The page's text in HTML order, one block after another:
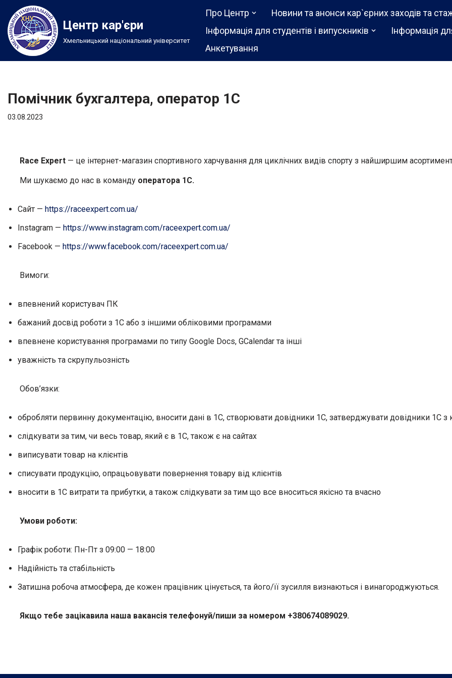
Перейти
до
вмісту
Центр кар'єри
Хмельницький національний університет
Про Центр Новини та анонси кар`єрних заходів та
Інформація для студентів і випускників
Інформація
Анкетування
Помічник бухгалтера, оператор 1С
03.08.2023
Race Expert — це інтернет-магазин спортивного харчування для циклічних видів спорту з найширшим
Ми шукаємо до нас в команду оператора 1С.
Сайт — https://raceexpert.com.ua/
Instagram — https://www.instagram.com/raceexpert.com.ua/
Facebook — https://www.facebook.com/raceexpert.com.ua/
Вимоги:
впевнений користувач ПК
бажаний досвід роботи з 1С або з іншими обліковими програмами
впевнене користування програмами по типу Google Docs, GCalendar та інші
уважність та скрупульозність
Обов’язки:
обробляти первинну документацію, вносити дані в 1С, створювати довідники 1С, затверджувати довідники 1С з
слідкувати за тим, чи весь товар, який є в 1С, також є на сайтах
виписувати товар на клієнтів
списувати продукцію, опрацьовувати повернення товару від клієнтів
вносити в 1С витрати та прибутки, а також слідкувати за тим що все вноситься якісно та вчасно
Умови роботи:
Графік роботи: Пн-Пт з 09:00 — 18:00
Надійність та стабільність
Затишна робоча атмосфера, де кожен працівник цінується, та його/її зусилля визнаються і винагороджуються.
Якщо тебе зацікавила наша вакансія телефонуй/пиши за номером +380674089029.